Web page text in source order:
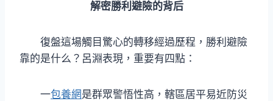
解密勝利避險的背后
復盤這場觸目驚心的轉移經過歷程，勝利避險
靠的是什么？呂淵表現，重要有四點：
一包養網是群眾警悟性高，轄區居平易近防災